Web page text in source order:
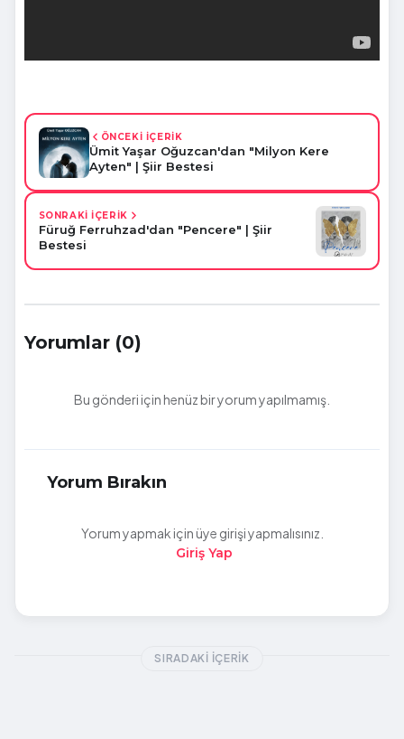
ÖNCEKİ İÇERİK
Ümit Yaşar Oğuzcan'dan "Milyon Kere
Ayten" | Şiir Bestesi
SONRAKİ İÇERİK
Füruğ Ferruhzad'dan "Pencere" | Şiir
Bestesi
Yorumlar (0)
Bu gönderi için henüz bir yorum yapılmamış.
Yorum Bırakın
Yorum yapmak için üye girişi yapmalısınız.
Giriş Yap
SIRADAKI İÇERIK